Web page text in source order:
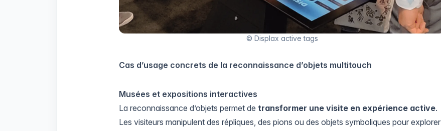
© Displax active tags
Cas d’usage concrets de la reconnaissance d’objets multitouch
Musées et expositions interactives
La reconnaissance d’objets permet de transformer une visite en expérience active.
Les visiteurs manipulent des répliques, des pions ou des objets symboliques pour explorer